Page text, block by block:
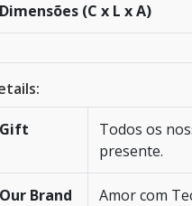
Dimensões (C x L x A)
Gift
Todos os
presente.
Our Brand
Amor com